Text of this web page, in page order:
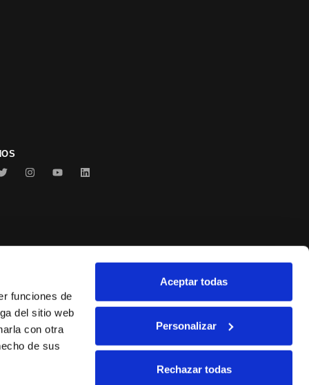
funciones de
del sitio web
con otra
de sus
Aceptar todas
Personalizar
Rechazar todas
Serrats